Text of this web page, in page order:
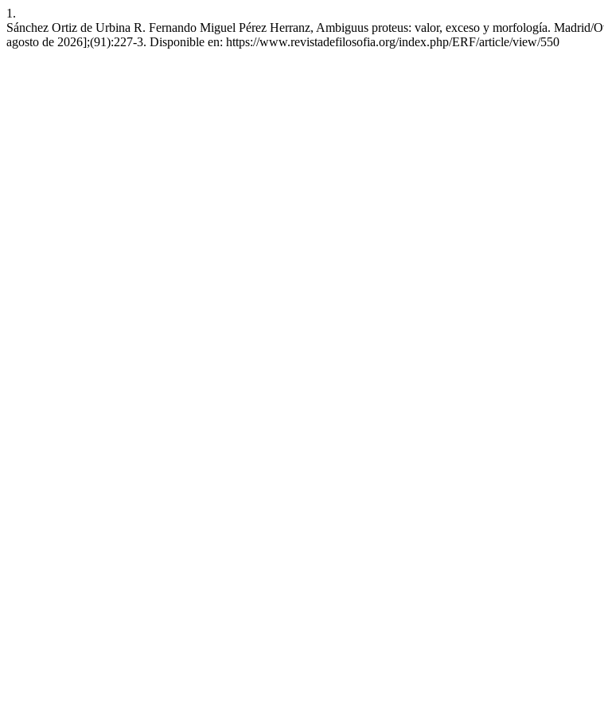
1.
Sánchez Ortiz de Urbina R. Fernando Miguel Pérez Herranz, Ambiguus proteus: valor, exceso y morfología.
agosto de 2026];(91):227-3. Disponible en: https://www.revistadefilosofia.org/index.php/ERF/article/view/550